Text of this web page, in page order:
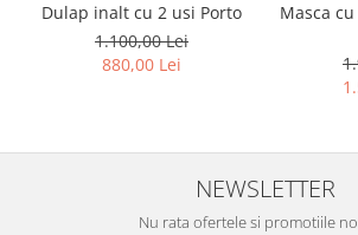
Dulap inalt cu 2 usi Porto
1.100,00 Lei
880,00 Lei
Masca
NEWSLETTER
Nu rata ofertele si promotiile